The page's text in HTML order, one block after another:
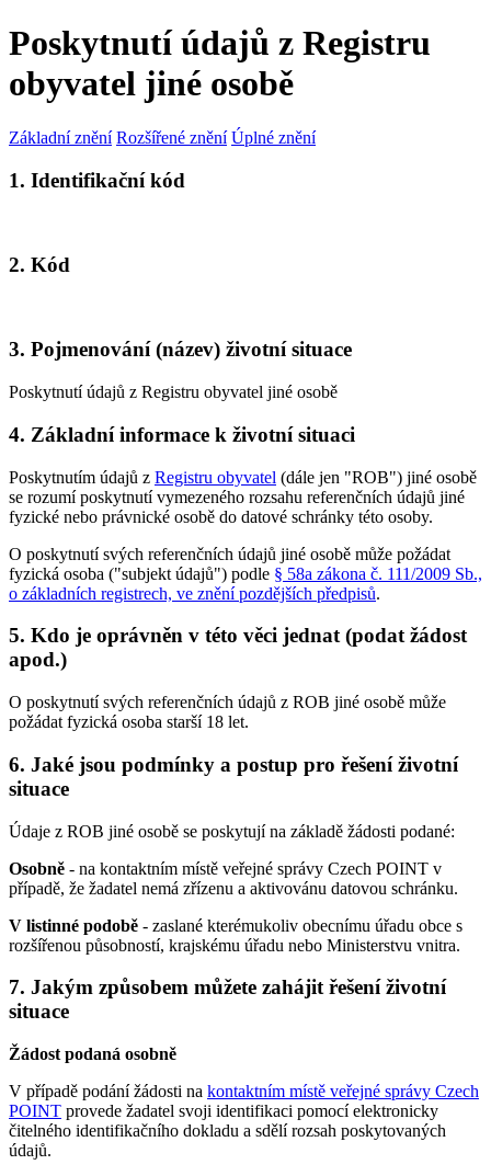
Poskytnutí údajů z Registru
obyvatel jiné osobě
Základní znění Rozšířené znění Úplné znění
1. Identifikační kód
2. Kód
3. Pojmenování (název) životní situace
Poskytnutí údajů z Registru obyvatel jiné osobě
4. Základní informace k životní situaci
Poskytnutím údajů z Registru obyvatel (dále jen "ROB") jiné osobě
se rozumí poskytnutí vymezeného rozsahu referenčních údajů jiné
fyzické nebo právnické osobě do datové schránky této osoby.
O poskytnutí svých referenčních údajů jiné osobě může požádat
fyzická osoba ("subjekt údajů") podle § 58a zákona č. 111/2009 Sb.,
o základních registrech, ve znění pozdějších předpisů.
5. Kdo je oprávněn v této věci jednat (podat žádost
apod.)
O poskytnutí svých referenčních údajů z ROB jiné osobě může
požádat fyzická osoba starší 18 let.
6. Jaké jsou podmínky a postup pro řešení životní
situace
Údaje z ROB jiné osobě se poskytují na základě žádosti podané:
Osobně - na kontaktním místě veřejné správy Czech POINT v
případě, že žadatel nemá zřízenu a aktivovánu datovou schránku.
V listinné podobě - zaslané kterémukoliv obecnímu úřadu obce s
rozšířenou působností, krajskému úřadu nebo Ministerstvu vnitra.
7. Jakým způsobem můžete zahájit řešení životní
situace
Žádost podaná osobně
V případě podání žádosti na kontaktním místě veřejné správy Czech
POINT provede žadatel svoji identifikaci pomocí elektronicky
čitelného identifikačního dokladu a sdělí rozsah poskytovaných
údajů.